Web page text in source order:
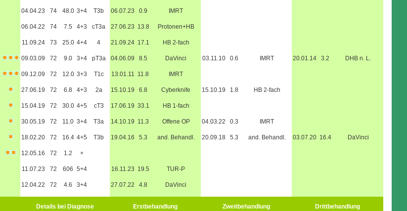
04.04.23 74 48.0 3+4 T3b 06.07.23 0.9 IMRT
06.04.22 74 7.5 4+3 cT3a 27.06.23 13.8 Protonen+HB
11.09.24 73 25.0 4+4 4 21.09.24 17.1 HB 2-fach
09.03.09 72 9.0 3+4 pT3a 04.06.09 8.5 DaVinci 03.11.10 0.6 IMRT 20.01.14 3.2 DHB n. L.
09.12.09 72 12.0 3+3 T1c 13.01.11 11.8 IMRT
27.06.19 72 6.8 4+3 2a 15.10.19 6.8 Cyberknife 15.10.19 1.8 HB 2-fach
15.04.19 72 30.0 4+5 cT3 17.06.19 33.1 HB 1-fach
30.05.19 72 11.0 3+4 T3a 14.10.19 11.3 Offene OP 04.03.22 0.3 IMRT
18.02.20 72 16.4 4+5 T3b 19.04.16 5.3 and. Behandl. 20.09.18 5.3 and. Behandl. 03.07.20 16.4 DaVinci
12.05.16 72 1.2 +
11.07.23 72 606 5+4 16.11.23 19.5 TUR-P
12.04.22 72 4.6 3+4 27.07.22 4.8 DaVinci
Details bei Diagnose Erstbehandlung Zweitbehandlung Drittbehandlung